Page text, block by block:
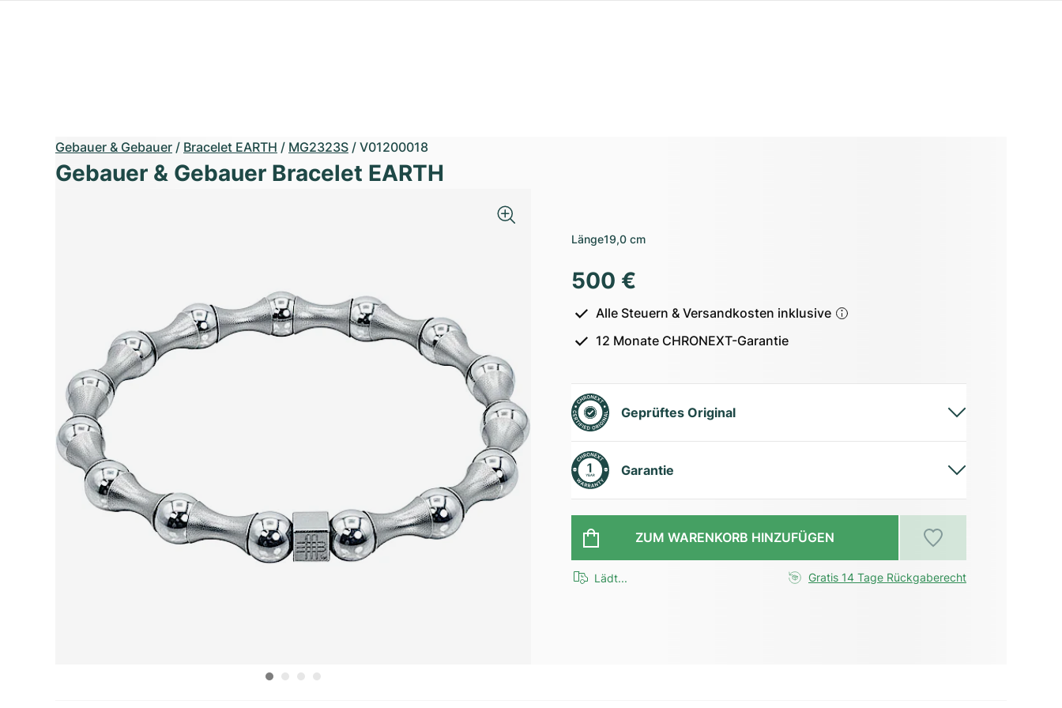
Gebauer & Gebauer / Bracelet EARTH / MG2323S / V01200018
Gebauer & Gebauer Bracelet EARTH
Länge19,0 cm
500 €
Alle Steuern & Versandkosten inklusive
12 Monate CHRONEXT-Garantie
Geprüftes Original
Garantie
ZUM WARENKORB HINZUFÜGEN
Lädt... Gratis 14 Tage Rückgaberecht